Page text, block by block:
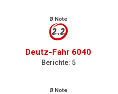
Ø Note
2.2
Deutz-Fahr 6040
Berichte: 5
Ø Note